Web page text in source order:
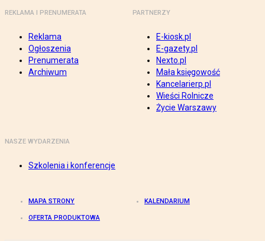
REKLAMA I PRENUMERATA
Reklama
Ogłoszenia
Prenumerata
Archiwum
PARTNERZY
E-kiosk.pl
E-gazety.pl
Nexto.pl
Mała księgowość
Kancelarierp.pl
Wieści Rolnicze
Życie Warszawy
NASZE WYDARZENIA
Szkolenia i konferencje
MAPA STRONY KALENDARIUM
OFERTA PRODUKTOWA